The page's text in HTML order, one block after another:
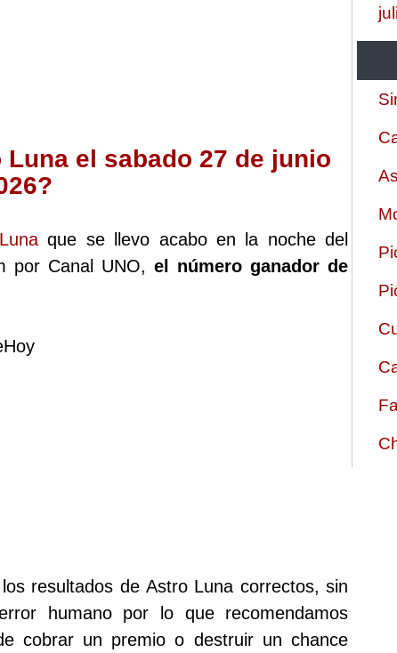
el sabado 27 de junio
que se llevo acabo en la noche del
por Canal UNO,el número ganador de
resultados de Astro Luna correctos, sin
humano por lo que recomendamos
cobrar un premio o destruir un chance